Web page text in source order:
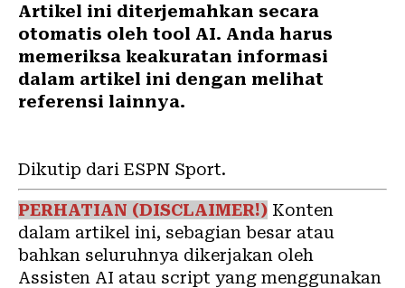
Artikel ini diterjemahkan secara
otomatis oleh tool AI. Anda harus
memeriksa keakuratan informasi
dalam artikel ini dengan melihat
referensi lainnya.
Dikutip dari ESPN Sport.
PERHATIAN (DISCLAIMER!) Konten
dalam artikel ini, sebagian besar atau
bahkan seluruhnya dikerjakan oleh
Assisten AI atau script yang menggunakan